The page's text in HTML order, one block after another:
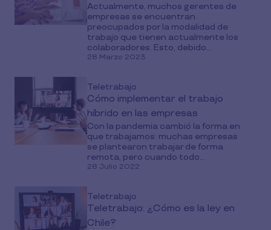
Actualmente, muchos gerentes de
empresas se encuentran
preocupados por la modalidad de
trabajo que tienen actualmente los
colaboradores. Esto, debido...
28 Marzo 2023
Teletrabajo
Cómo implementar el trabajo
híbrido en las empresas
Con la pandemia cambió la forma en
que trabajamos: muchas empresas
se plantearon trabajar de forma
remota, pero cuando todo...
28 Julio 2022
Teletrabajo
Teletrabajo: ¿Cómo es la ley en
Chile?